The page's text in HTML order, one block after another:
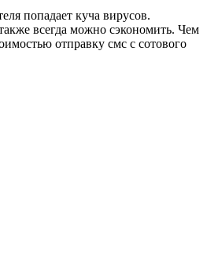
попадает куча вирусов.
всегда можно сэкономить. Чем
отправку смс с сотового